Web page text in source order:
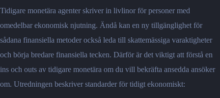
Tidigare monetära agenter skriver in livlinor för personer med
omedelbar ekonomisk njutning. Ändå kan en ny tillgänglighet för
sådana finansiella metoder också leda till skattemässiga varaktigheter
och börja bredare finansiella tecken. Därför är det viktigt att förstå en
ins och outs av tidigare monetära om du vill bekräfta ansedda ansöker
om. Utredningen beskriver standarder för tidigt ekonomiskt: